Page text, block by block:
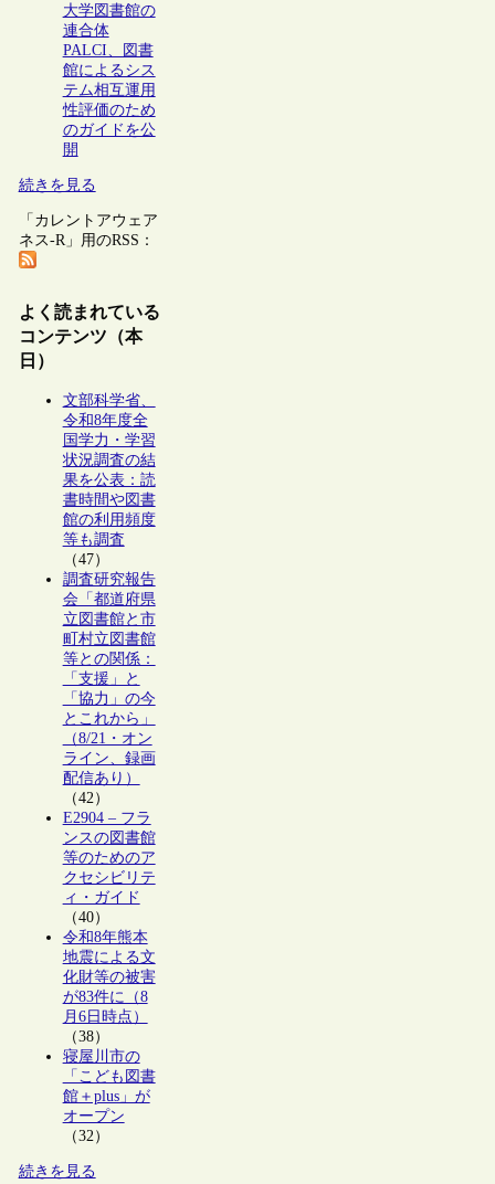
大学図書館の
連合体
PALCI、図書
館によるシス
テム相互運用
性評価のため
のガイドを公
開
続きを見る
「カレントアウェア
ネス-R」用のRSS：
よく読まれている
コンテンツ（本
日）
文部科学省、
令和8年度全
国学力・学習
状況調査の結
果を公表：読
書時間や図書
館の利用頻度
等も調査
（47）
調査研究報告
会「都道府県
立図書館と市
町村立図書館
等との関係：
「支援」と
「協力」の今
とこれから」
（8/21・オン
ライン、録画
配信あり）
（42）
E2904 – フラ
ンスの図書館
等のためのア
クセシビリテ
ィ・ガイド
（40）
令和8年熊本
地震による文
化財等の被害
が83件に（8
月6日時点）
（38）
寝屋川市の
「こども図書
館＋plus」が
オープン
（32）
続きを見る